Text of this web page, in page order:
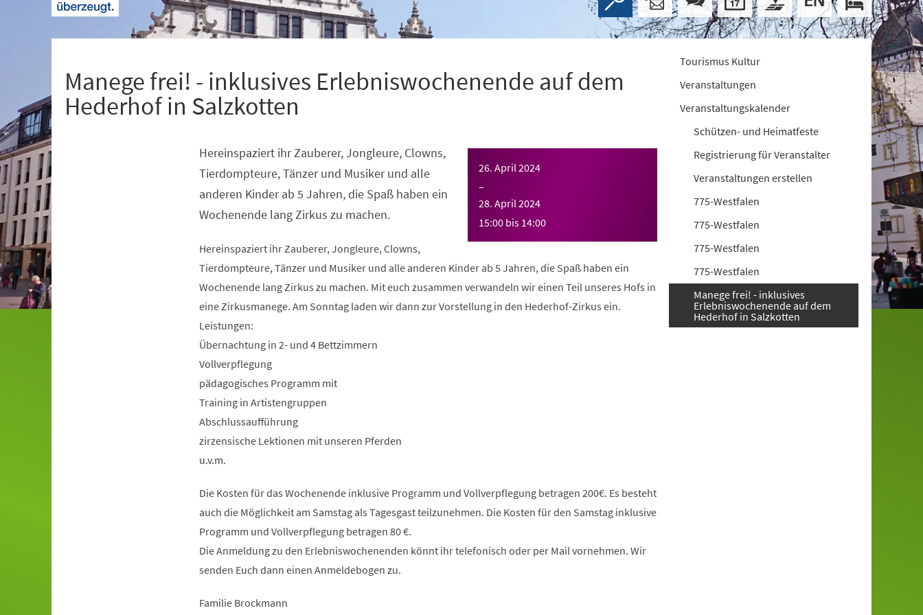
Manege frei! - inklusives Erlebniswochenende auf dem
Hederhof in Salzkotten
26. April 2024
–
28. April 2024
15:00 bis 14:00
Hereinspaziert ihr Zauberer, Jongleure, Clowns,
Tierdompteure, Tänzer und Musiker und alle
anderen Kinder ab 5 Jahren, die Spaß haben ein
Wochenende lang Zirkus zu machen.
Hereinspaziert ihr Zauberer, Jongleure, Clowns,
Tierdompteure, Tänzer und Musiker und alle anderen Kinder ab 5 Jahren, die Spaß haben ein
Wochenende lang Zirkus zu machen. Mit euch zusammen verwandeln wir einen Teil unseres Hofs in
eine Zirkusmanege. Am Sonntag laden wir dann zur Vorstellung in den Hederhof-Zirkus ein.
Leistungen:
Übernachtung in 2- und 4 Bettzimmern
Vollverpflegung
pädagogisches Programm mit
Training in Artistengruppen
Abschlussaufführung
zirzensische Lektionen mit unseren Pferden
u.v.m.
Die Kosten für das Wochenende inklusive Programm und Vollverpflegung betragen 200€. Es besteht
auch die Möglichkeit am Samstag als Tagesgast teilzunehmen. Die Kosten für den Samstag inklusive
Programm und Vollverpflegung betragen 80 €.
Die Anmeldung zu den Erlebniswochenenden könnt ihr telefonisch oder per Mail vornehmen. Wir
senden Euch dann einen Anmeldebogen zu.
Familie Brockmann
Tourismus Kultur
Veranstaltungen
Veranstaltungskalender
Schützen- und Heimatfeste
Registrierung für Veranstalter
Veranstaltungen erstellen
775-Westfalen
775-Westfalen
775-Westfalen
775-Westfalen
Manege frei! - inklusives
Erlebniswochenende auf dem
Hederhof in Salzkotten